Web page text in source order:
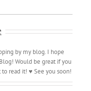
by my blog. I hope
Would be great if you
read it! ♥ See you soon!